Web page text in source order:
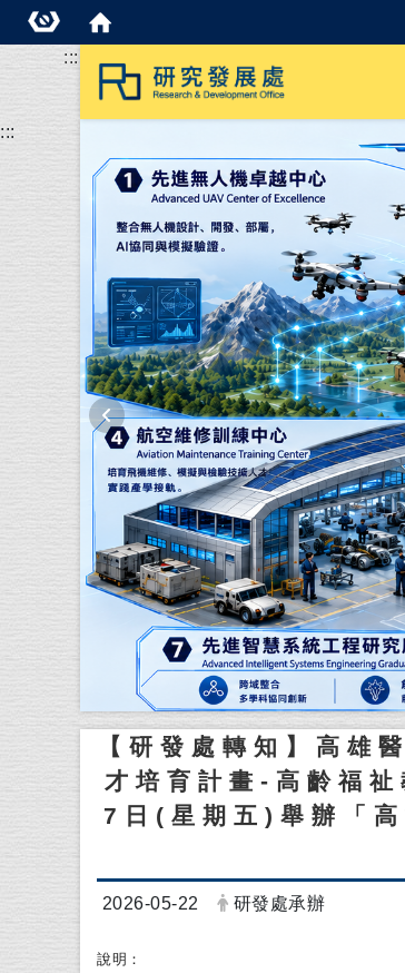
:::
:::
【研發處轉知】高雄
才培育計畫-高齡福
7日(星期五)舉辦「高
日期：
2026-05-22 發布者：
研發處承辦
說明：